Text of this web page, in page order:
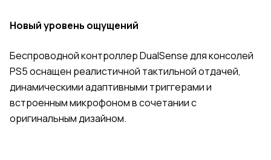
Новый уровень ощущений
Беспроводной контроллер DualSense для консолей
PS5 оснащен реалистичной тактильной отдачей,
динамическими адаптивными триггерами и
встроенным микрофоном в сочетании с
оригинальным дизайном.